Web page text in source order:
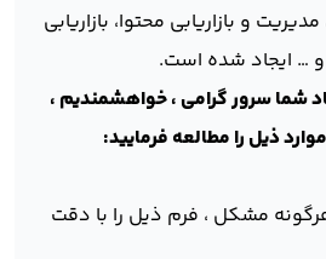
و بازاریابی محتوا، بازاریابی
و … ایجاد شده است.
شما سرور گرامی ، خواهشمندیم ،
ذیل را مطالعه فرمایید:
مشکل ، فرم ذیل را با دقت